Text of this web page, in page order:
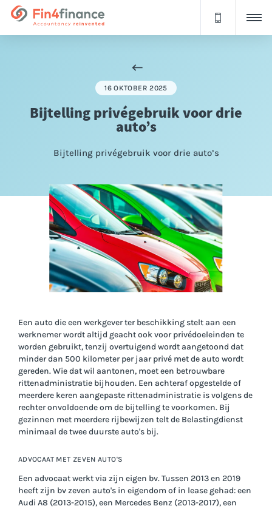
16 OKTOBER 2025
Bijtelling privégebruik voor drie
auto’s
Bijtelling privégebruik voor drie auto’s
Een auto die een werkgever ter beschikking stelt aan een
werknemer wordt altijd geacht ook voor privédoeleinden te
worden gebruikt, tenzij overtuigend wordt aangetoond dat
minder dan 500 kilometer per jaar privé met de auto wordt
gereden. Wie dat wil aantonen, moet een betrouwbare
rittenadministratie bijhouden. Een achteraf opgestelde of
meerdere keren aangepaste rittenadministratie is volgens de
rechter onvoldoende om de bijtelling te voorkomen. Bij
gezinnen met meerdere rijbewijzen telt de Belastingdienst
minimaal de twee duurste auto's bij.
ADVOCAAT MET ZEVEN AUTO'S
Een advocaat werkt via zijn eigen bv. Tussen 2013 en 2019
heeft zijn bv zeven auto's in eigendom of in lease gehad: een
Audi A8 (2013-2015), een Mercedes Benz (2013-2017), een